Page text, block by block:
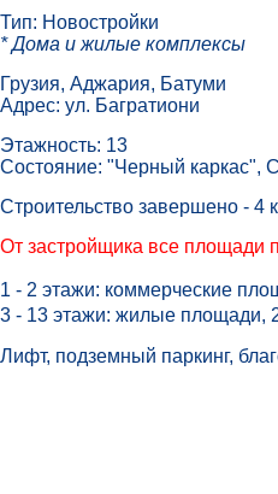
Тип: Новостройки
* Дома и жилые комплексы
Грузия, Аджария, Батуми
Адрес: ул. Багратиони
Этажность: 13
Состояние: "Черный каркас",
Строительство завершено - 4
От застройщика все площади
1 - 2 этажи: коммерческие
3 - 13 этажи: жилые площади,
Лифт, подземный паркинг,